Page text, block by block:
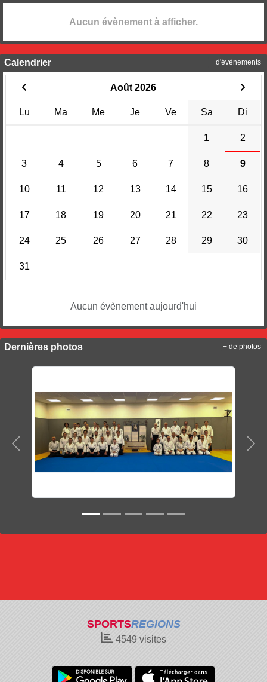
Aucun évènement à afficher.
Calendrier
Août 2026
Lu Ma Me Je Ve Sa Di
1 2
3 4 5 6 7 8 9
10 11 12 13 14 15 16
17 18 19 20 21 22 23
24 25 26 27 28 29 30
31
Aucun évènement aujourd'hui
+ d'évènements
Dernières photos
Précedent
+ de photos
SPORTSREGIONS
4549 visites